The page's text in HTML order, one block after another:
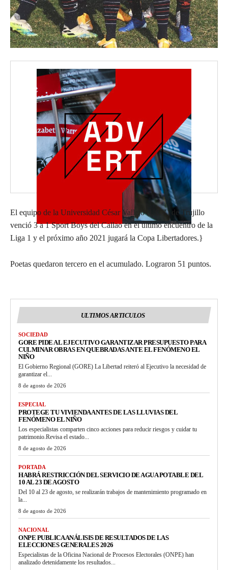
El equipo de la Universidad César Vallejo (UCV) de Trujillo
venció 3 a 1 Sport Boys del Callao en el último encuentro de la
Liga 1 y el próximo año 2021 jugará la Copa Libertadores.}
Poetas quedaron tercero en el acumulado. Lograron 51 puntos.
ULTIMOS ARTICULOS
SOCIEDAD
GORE PIDE AL EJECUTIVO GARANTIZAR PRESUPUESTO PARA
CULMINAR OBRAS EN QUEBRADAS ANTE EL FENÓMENO EL
NIÑO
El Gobierno Regional (GORE) La Libertad reiteró al Ejecutivo la necesidad de
garantizar el...
8 de agosto de 2026
ESPECIAL
PROTEGE TU VIVIENDA ANTES DE LAS LLUVIAS DEL
FENÓMENO EL NIÑO
Los especialistas comparten cinco acciones para reducir riesgos y cuidar tu
patrimonio.Revisa el estado...
8 de agosto de 2026
PORTADA
HABRÁ RESTRICCIÓN DEL SERVICIO DE AGUA POTABLE DEL
10 AL 23 DE AGOSTO
Del 10 al 23 de agosto, se realizarán trabajos de mantenimiento programado en
la...
8 de agosto de 2026
NACIONAL
ONPE PUBLICA ANÁLISIS DE RESULTADOS DE LAS
ELECCIONES GENERALES 2026
Especialistas de la Oficina Nacional de Procesos Electorales (ONPE) han
analizado detenidamente los resultados...